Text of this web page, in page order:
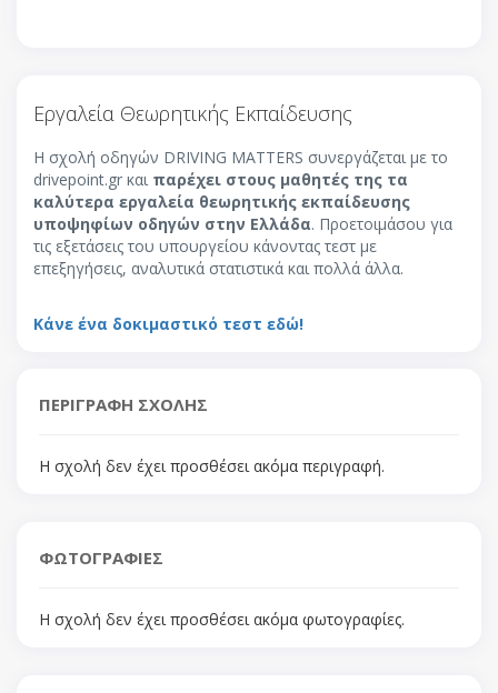
Εργαλεία Θεωρητικής Εκπαίδευσης
Η σχολή οδηγών DRIVING MATTERS συνεργάζεται με το
drivepoint.gr και παρέχει στους μαθητές της τα
καλύτερα εργαλεία θεωρητικής εκπαίδευσης
υποψηφίων οδηγών στην Ελλάδα. Προετοιμάσου για
τις εξετάσεις του υπουργείου κάνοντας τεστ με
επεξηγήσεις, αναλυτικά στατιστικά και πολλά άλλα.
Κάνε ένα δοκιμαστικό τεστ εδώ!
ΠΕΡΙΓΡΑΦΗ ΣΧΟΛΗΣ
Η σχολή δεν έχει προσθέσει ακόμα περιγραφή.
ΦΩΤΟΓΡΑΦΙΕΣ
Η σχολή δεν έχει προσθέσει ακόμα φωτογραφίες.